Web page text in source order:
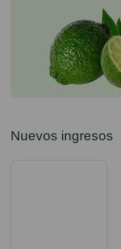
Nuevos ingresos